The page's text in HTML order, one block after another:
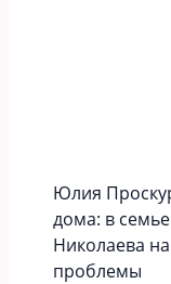
Юлия
дома: в
Николаева
проблемы